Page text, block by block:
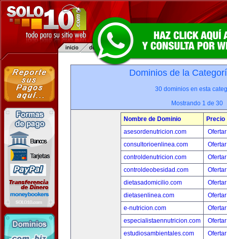
Dominios de la
30 dominios en esta
Mostrando 1 de 30
Nombre de Dominio
Precio
asesordenutricion.com
consultorioenlinea.com
controldenutricion.com
controldeobesidad.com
dietasadomicilio.com
dietasenlinea.com
e-nutricion.com
especialistaennutricion.com
estudiosambientales.com